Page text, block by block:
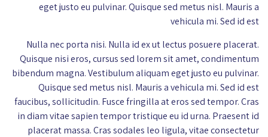
eget justo eu pulvinar. Quisque sed metus nisl. Mauris a
vehicula mi. Sed id est
Nulla nec porta nisi. Nulla id ex ut lectus posuere placerat.
Quisque nisi eros, cursus sed lorem sit amet, condimentum
bibendum magna. Vestibulum aliquam eget justo eu pulvinar.
Quisque sed metus nisl. Mauris a vehicula mi. Sed id est
faucibus, sollicitudin. Fusce fringilla at eros sed tempor. Cras
in diam vitae sapien tempor tristique eu id urna. Praesent id
placerat massa. Cras sodales leo ligula, vitae consectetur